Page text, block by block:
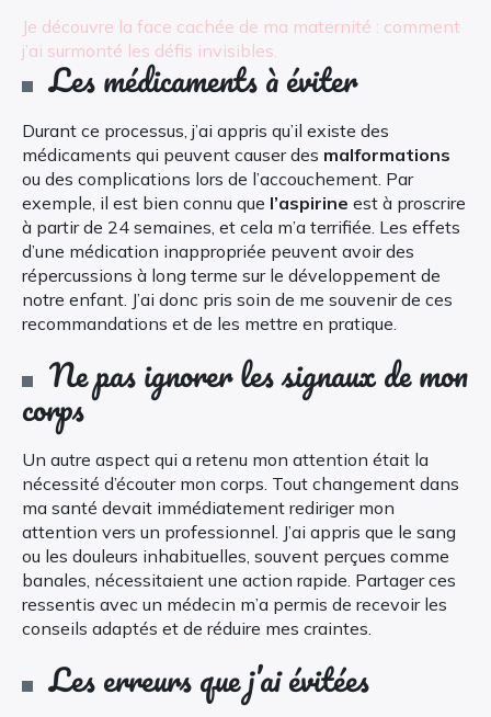
Je découvre la face cachée de ma maternité : comment
j’ai surmonté les défis invisibles.
Les médicaments à éviter
Durant ce processus, j’ai appris qu’il existe des
médicaments qui peuvent causer des malformations
ou des complications lors de l’accouchement. Par
exemple, il est bien connu que l’aspirine est à proscrire
à partir de 24 semaines, et cela m’a terrifiée. Les effets
d’une médication inappropriée peuvent avoir des
répercussions à long terme sur le développement de
notre enfant. J’ai donc pris soin de me souvenir de ces
recommandations et de les mettre en pratique.
Ne pas ignorer les signaux de mon
corps
Un autre aspect qui a retenu mon attention était la
nécessité d’écouter mon corps. Tout changement dans
ma santé devait immédiatement rediriger mon
attention vers un professionnel. J’ai appris que le sang
ou les douleurs inhabituelles, souvent perçues comme
banales, nécessitaient une action rapide. Partager ces
ressentis avec un médecin m’a permis de recevoir les
conseils adaptés et de réduire mes craintes.
Les erreurs que j’ai évitées